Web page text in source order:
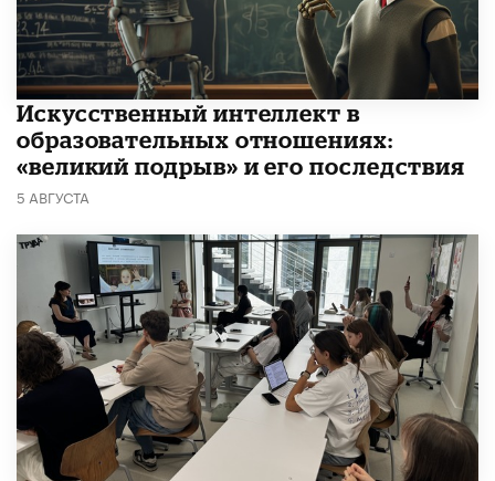
​Искусственный интеллект в
образовательных отношениях:
«великий подрыв» и его последствия
5 АВГУСТА